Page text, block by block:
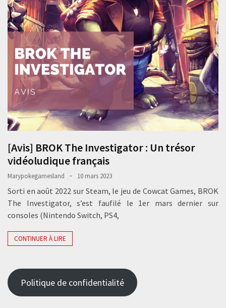
[Avis] BROK The Investigator : Un trésor
vidéoludique français
Marypokegamesland 10 mars 2023
Sorti en août 2022 sur Steam, le jeu de Cowcat Games, BROK
The Investigator, s’est faufilé le 1er mars dernier sur
consoles (Nintendo Switch, PS4,
CONTINUER À LIRE
Politique de confidentialité